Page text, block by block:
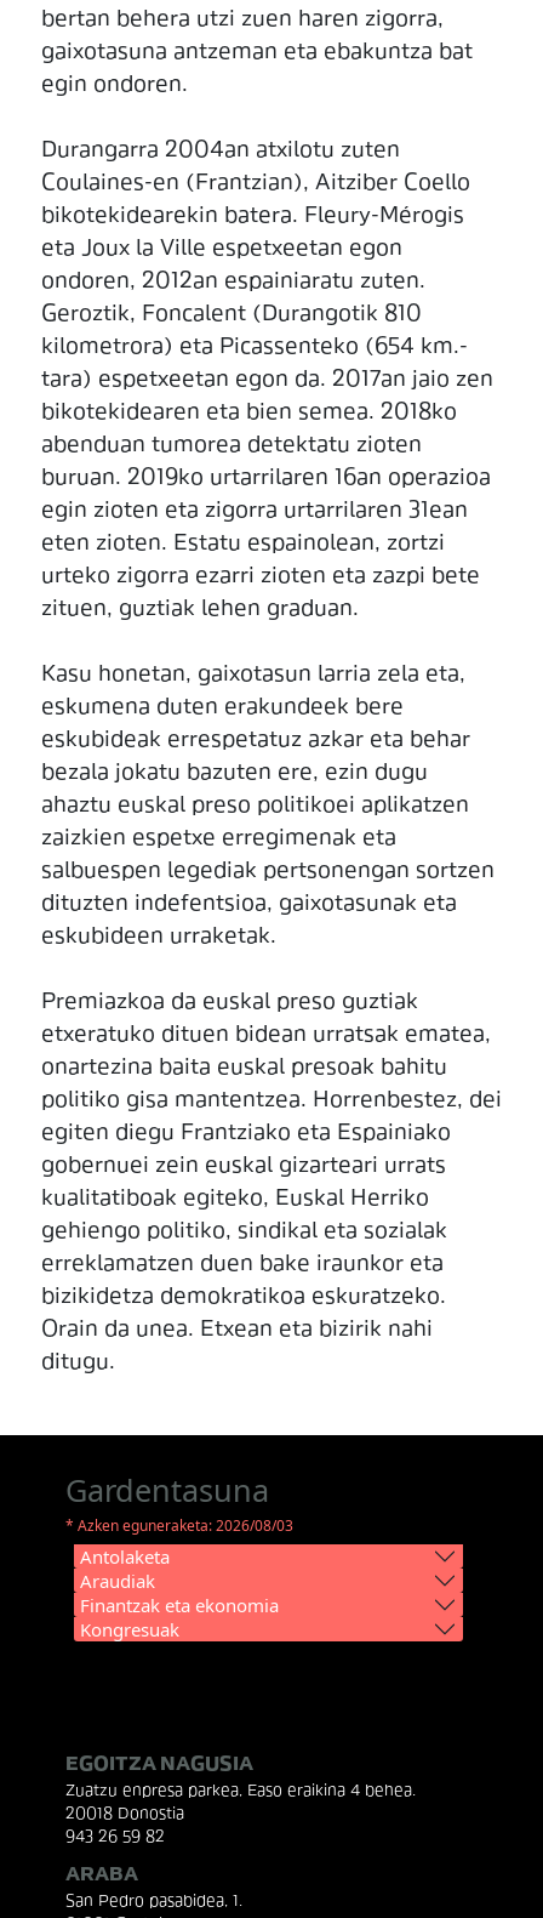
bertan behera utzi zuen haren zigorra,
gaixotasuna antzeman eta ebakuntza bat
egin ondoren.
Durangarra 2004an atxilotu zuten
Coulaines-en (Frantzian), Aitziber Coello
bikotekidearekin batera. Fleury-Mérogis
eta Joux la Ville espetxeetan egon
ondoren, 2012an espainiaratu zuten.
Geroztik, Foncalent (Durangotik 810
kilometrora) eta Picassenteko (654 km.-
tara) espetxeetan egon da. 2017an jaio zen
bikotekidearen eta bien semea. 2018ko
abenduan tumorea detektatu zioten
buruan. 2019ko urtarrilaren 16an operazioa
egin zioten eta zigorra urtarrilaren 31ean
eten zioten. Estatu espainolean, zortzi
urteko zigorra ezarri zioten eta zazpi bete
zituen, guztiak lehen graduan.
Kasu honetan, gaixotasun larria zela eta,
eskumena duten erakundeek bere
eskubideak errespetatuz azkar eta behar
bezala jokatu bazuten ere, ezin dugu
ahaztu euskal preso politikoei aplikatzen
zaizkien espetxe erregimenak eta
salbuespen legediak pertsonengan sortzen
dituzten indefentsioa, gaixotasunak eta
eskubideen urraketak.
Premiazkoa da euskal preso guztiak
etxeratuko dituen bidean urratsak ematea,
onartezina baita euskal presoak bahitu
politiko gisa mantentzea. Horrenbestez, dei
egiten diegu Frantziako eta Espainiako
gobernuei zein euskal gizarteari urrats
kualitatiboak egiteko, Euskal Herriko
gehiengo politiko, sindikal eta sozialak
erreklamatzen duen bake iraunkor eta
bizikidetza demokratikoa eskuratzeko.
Orain da unea. Etxean eta bizirik nahi
ditugu.
Gardentasuna
* Azken eguneraketa: 2026/08/03
Antolaketa
Araudiak
Finantzak eta ekonomia
Kongresuak
EGOITZA NAGUSIA
Zuatzu enpresa parkea, Easo eraikina 4 behea.
20018 Donostia
943 26 59 82
ARABA
San Pedro pasabidea, 1.